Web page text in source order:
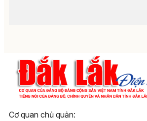
Cơ quan chủ quản: